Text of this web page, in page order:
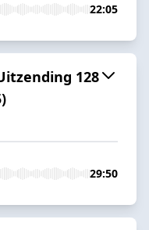
22:05
128
29:50